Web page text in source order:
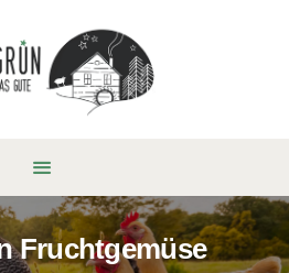
Fruchtgemüse